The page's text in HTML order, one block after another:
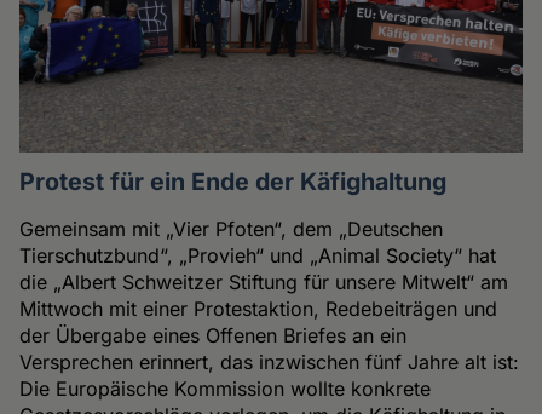
Protest für ein Ende der Käfighaltung
Gemeinsam mit „Vier Pfoten“, dem „Deutschen
Tierschutzbund“, „Provieh“ und „Animal Society“ hat
die „Albert Schweitzer Stiftung für unsere Mitwelt“ am
Mittwoch mit einer Protestaktion, Redebeiträgen und
der Übergabe eines Offenen Briefes an ein
Versprechen erinnert, das inzwischen fünf Jahre alt ist:
Die Europäische Kommission wollte konkrete